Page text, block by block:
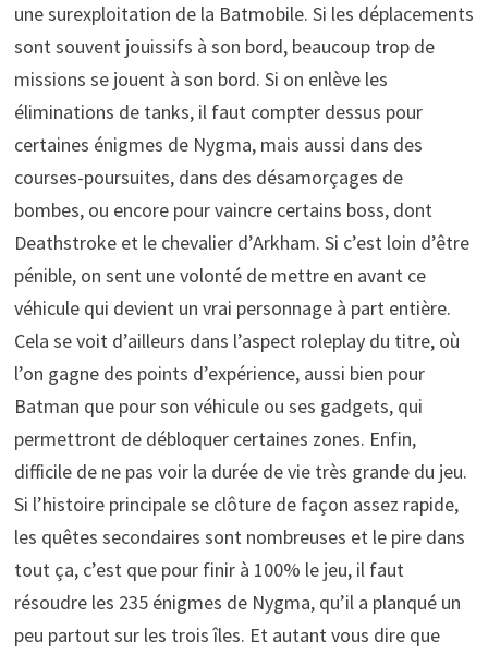
une surexploitation de la Batmobile. Si les déplacements
sont souvent jouissifs à son bord, beaucoup trop de
missions se jouent à son bord. Si on enlève les
éliminations de tanks, il faut compter dessus pour
certaines énigmes de Nygma, mais aussi dans des
courses-poursuites, dans des désamorçages de
bombes, ou encore pour vaincre certains boss, dont
Deathstroke et le chevalier d’Arkham. Si c’est loin d’être
pénible, on sent une volonté de mettre en avant ce
véhicule qui devient un vrai personnage à part entière.
Cela se voit d’ailleurs dans l’aspect roleplay du titre, où
l’on gagne des points d’expérience, aussi bien pour
Batman que pour son véhicule ou ses gadgets, qui
permettront de débloquer certaines zones. Enfin,
difficile de ne pas voir la durée de vie très grande du jeu.
Si l’histoire principale se clôture de façon assez rapide,
les quêtes secondaires sont nombreuses et le pire dans
tout ça, c’est que pour finir à 100% le jeu, il faut
résoudre les 235 énigmes de Nygma, qu’il a planqué un
peu partout sur les trois îles. Et autant vous dire que